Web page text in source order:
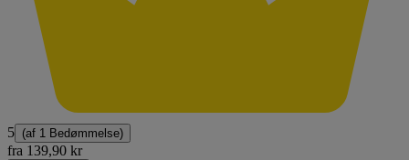
5 (af 1 Bedømmelse)
fra 139,90 kr